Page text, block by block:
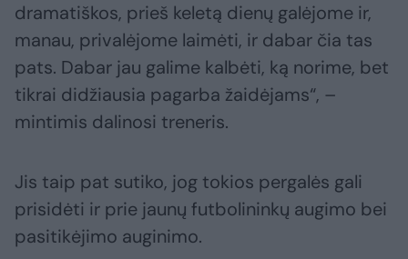
dramatiškos, prieš keletą dienų galėjome ir,
manau, privalėjome laimėti, ir dabar čia tas
pats. Dabar jau galime kalbėti, ką norime, bet
tikrai didžiausia pagarba žaidėjams“, –
mintimis dalinosi treneris.
Jis taip pat sutiko, jog tokios pergalės gali
prisidėti ir prie jaunų futbolininkų augimo bei
pasitikėjimo auginimo.